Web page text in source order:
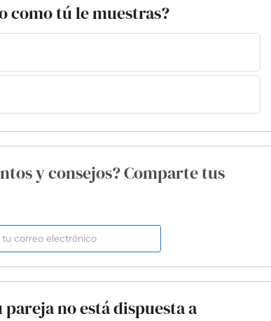
como tú le muestras?
y consejos? Comparte tus
no está dispuesta a